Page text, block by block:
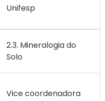
Unifesp
2.3. Mineralogia do
Solo
Vice coordenadora